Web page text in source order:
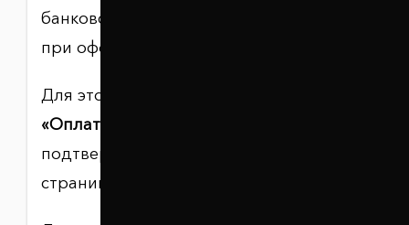
банковской картой Visa или MasterCard
при оформлении заказа на сайте.
Для этого выберите способ оплаты
«Оплата картой на сайте»
подтвердите платёж на защищённой
странице платёжной системы.